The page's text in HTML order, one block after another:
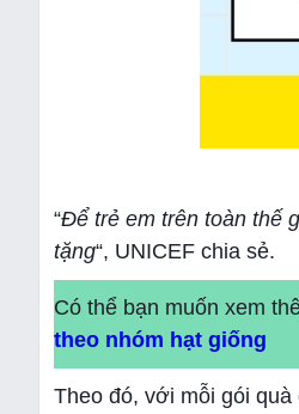
“Để trẻ em trên toàn thế
tặng“, UNICEF chia sẻ.
Có thể bạn muốn xem
theo nhóm hạt giống
Theo đó, với mỗi gói